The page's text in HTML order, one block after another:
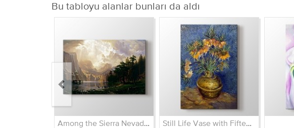
Bu tabloyu alanlar bunları da aldı
Among the Sierra Nevada Mountains - California
Still Life Vase with Fifteen Sunflowers